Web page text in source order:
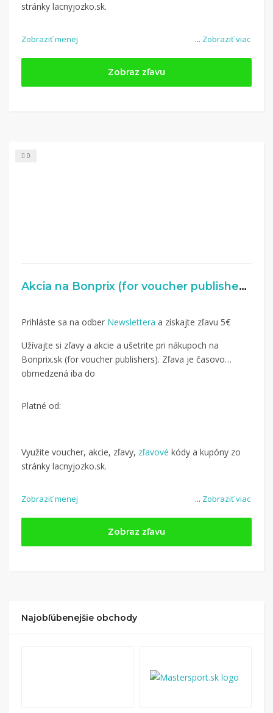
... Zobraziť viac
stránky lacnyjozko.sk.
Zobraziť menej
Zobraz zľavu
0
Akcia na Bonprix (for voucher publishers)
... Zobraziť viac
Prihláste sa na odber Newslettera a získajte zľavu 5€
Užívajte si zľavy a akcie a ušetrite pri nákupoch na
Bonprix.sk (for voucher publishers). Zľava je časovo
obmedzená iba do
Platné od:
Využite voucher, akcie, zľavy, zľavové kódy a kupóny zo
stránky lacnyjozko.sk.
Zobraziť menej
Zobraz zľavu
Najobľúbenejšie obchody